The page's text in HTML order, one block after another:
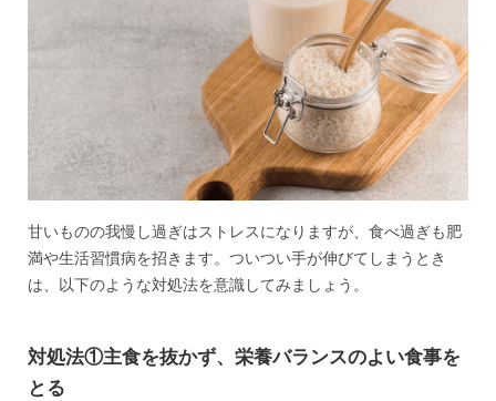
甘いものの我慢し過ぎはストレスになりますが、食べ過ぎも肥
満や生活習慣病を招きます。ついつい手が伸びてしまうとき
は、以下のような対処法を意識してみましょう。
対処法①主食を抜かず、栄養バランスのよい食事を
とる